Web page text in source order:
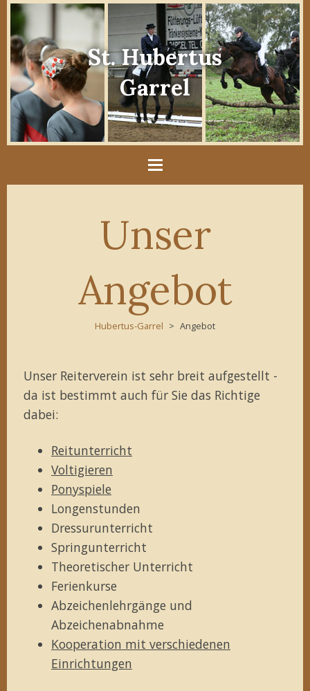
St. Hubertus
Garrel
Unser
Angebot
Hubertus-Garrel Angebot
Unser Reiterverein ist sehr breit aufgestellt -
da ist bestimmt auch für Sie das Richtige
dabei:
Reitunterricht
Voltigieren
Ponyspiele
Longenstunden
Dressurunterricht
Springunterricht
Theoretischer Unterricht
Ferienkurse
Abzeichenlehrgänge und
Abzeichenabnahme
Kooperation mit verschiedenen
Einrichtungen